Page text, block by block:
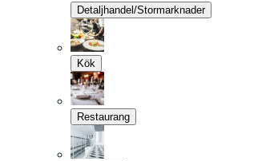
Detaljhandel/Stormarknader
Kök
Restaurang